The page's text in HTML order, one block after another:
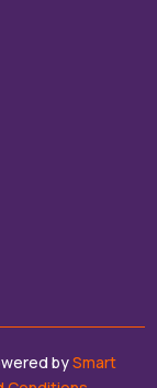
bySmart